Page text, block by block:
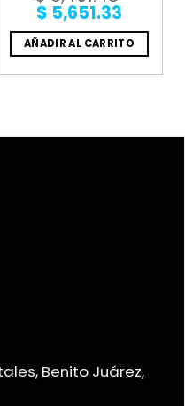
Original
price
was:
$ 6,451.48.
$ 5,651.33
price
is:
$
AÑADIR AL CARRITO
Benito Juárez,